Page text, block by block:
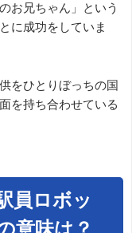
お兄ちゃん」という
に成功をしていま
をひとりぼっちの国
を持ち合わせている
員ロボッ
意味は？